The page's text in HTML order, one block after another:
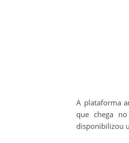
A plataforma
que chega
disponibilizou